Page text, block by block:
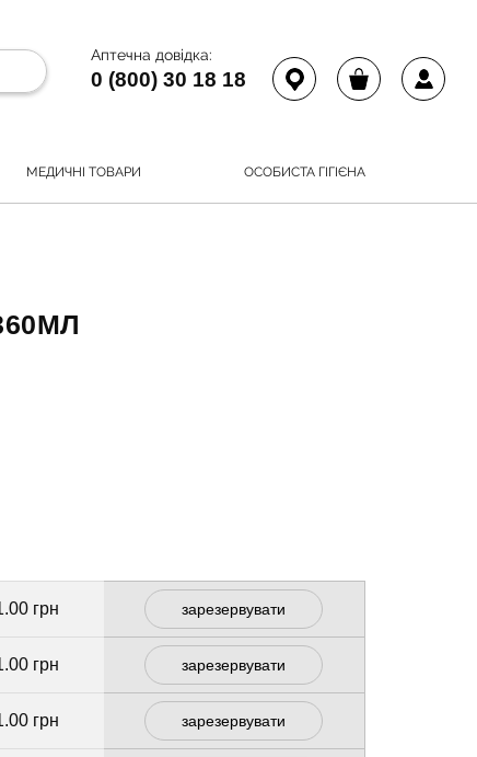
Аптечна довідка:
0 (800) 30 18 18
МЕДИЧНІ ТОВАРИ ОСОБИСТА ГІГІЄНА
грн зарезервувати
грн зарезервувати
грн зарезервувати